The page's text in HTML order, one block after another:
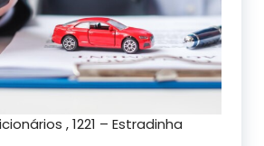
, 1221 – Estradinha